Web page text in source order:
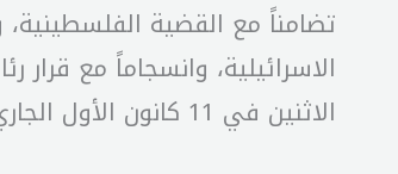
تضامناً مع القضية
الاسرائيلية، وانسجاماً مع
الاثنين في 11 كانون الأول الجاري.